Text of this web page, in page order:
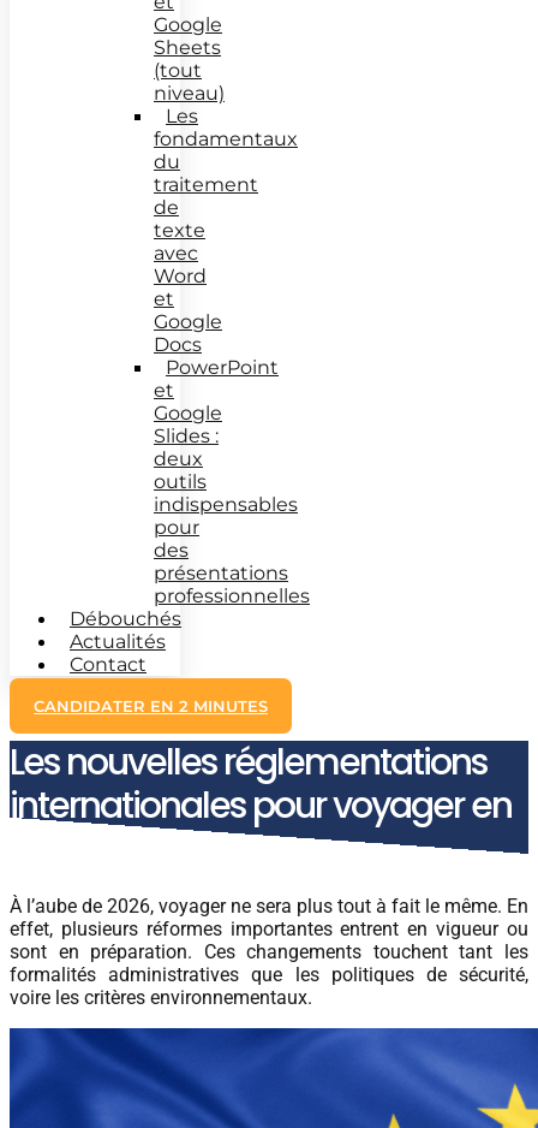
Google
Sheets
(tout
niveau)
Les
fondamentaux
du
traitement
de
texte
avec
Word
et
Google
Docs
PowerPoint
et
Google
Slides :
deux
outils
indispensables
pour
des
présentations
professionnelles
Débouchés
Actualités
Contact
CANDIDATER EN 2 MINUTES
Les nouvelles réglementations
internationales pour voyager en
À l’aube de 2026, voyager ne sera plus tout à fait le même. En
effet, plusieurs réformes importantes entrent en vigueur ou
sont en préparation. Ces changements touchent tant les
formalités administratives que les politiques de sécurité,
voire les critères environnementaux.